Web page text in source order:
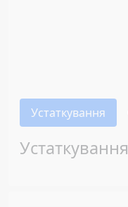
Устаткування
Устаткування